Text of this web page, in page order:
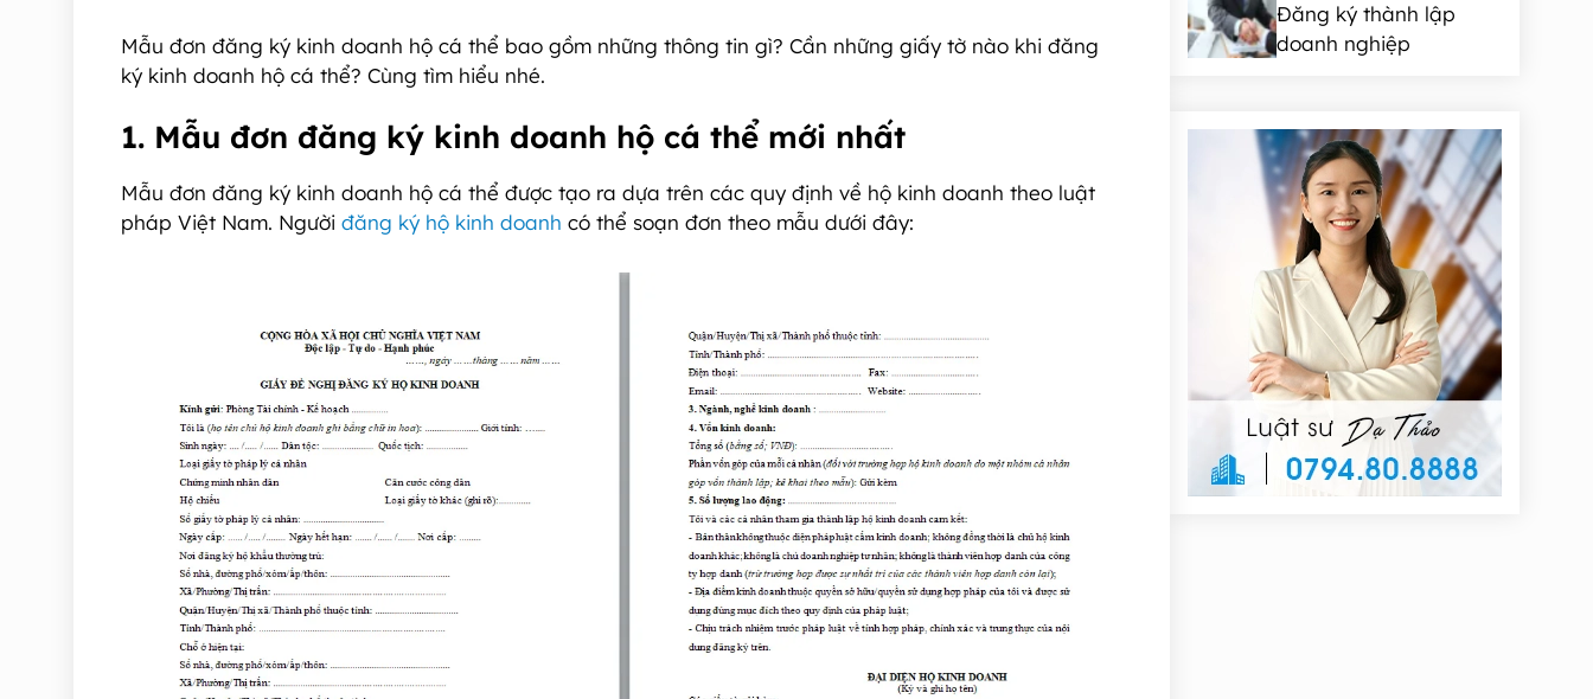
Mẫu đơn đăng ký kinh doanh hộ cá thể bao gồm những thông tin gì? Cần những giấy tờ nào khi đăng
ký kinh doanh hộ cá thể? Cùng tìm hiểu nhé.
1. Mẫu đơn đăng ký kinh doanh hộ cá thể mới nhất
Mẫu đơn đăng ký kinh doanh hộ cá thể được tạo ra dựa trên các quy định về hộ kinh doanh theo luật
pháp Việt Nam. Người đăng ký hộ kinh doanh có thể soạn đơn theo mẫu dưới đây:
Đăng ký thành lập
doanh nghiệp